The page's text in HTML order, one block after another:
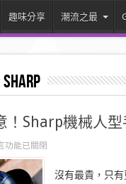
趣味分享 潮流之最
Sharp
！Sharp機械人
功能已關閉
沒有最貴，只